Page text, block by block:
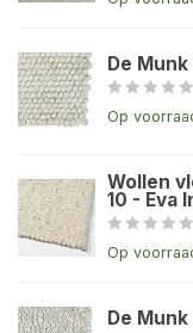
De
Op
Wollen
10 - Eva
Op
De